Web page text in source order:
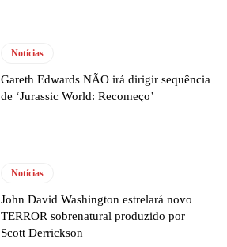
Notícias
Gareth Edwards NÃO irá dirigir sequência
de ‘Jurassic World: Recomeço’
Notícias
John David Washington estrelará novo
TERROR sobrenatural produzido por
Scott Derrickson